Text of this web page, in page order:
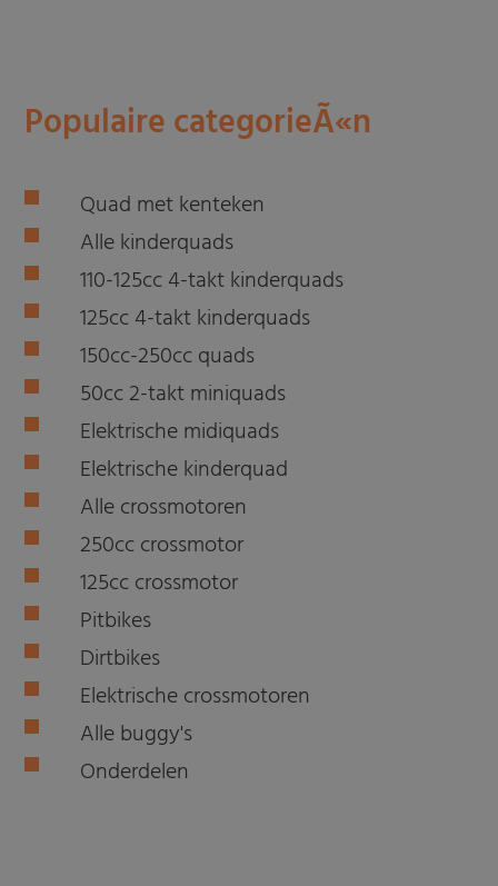
Populaire categorieÃ«n
Quad met kenteken
Alle kinderquads
110-125cc 4-takt kinderquads
125cc 4-takt kinderquads
150cc-250cc quads
50cc 2-takt miniquads
Elektrische midiquads
Elektrische kinderquad
Alle crossmotoren
250cc crossmotor
125cc crossmotor
Pitbikes
Dirtbikes
Elektrische crossmotoren
Alle buggy's
Onderdelen